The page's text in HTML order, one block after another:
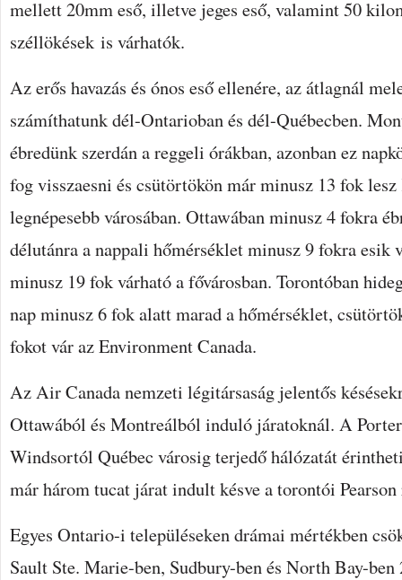
mellett 20mm eső, illetve jeges eső, valamint 50
széllökések is várhatók.
Az erős havazás és ónos eső ellenére, az átlagnál
számíthatunk dél-Ontarioban és dél-Québecben.
ébredünk szerdán a reggeli órákban, azonban ez
fog visszaesni és csütörtökön már minusz 13 fok
legnépesebb városában. Ottawában minusz 4 fokra
délutánra a nappali hőmérséklet minusz 9 fokra esik
minusz 19 fok várható a fővárosban. Torontóban
nap minusz 6 fok alatt marad a hőmérséklet,
fokot vár az Environment Canada.
Az Air Canada nemzeti légitársaság jelentős
Ottawából és Montreálból induló járatoknál. A
Windsortól Québec városig terjedő hálózatát
már három tucat járat indult késve a torontói
Egyes Ontario-i településeken drámai mértékben
Sault Ste. Marie-ben, Sudbury-ben és North Bay-